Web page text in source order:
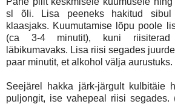
sl õli. Lisa peeneks hakitud sibul
klaasjaks. Kuumutamise lõpu poole
(ca 3-4 minutit), kuni riisiterad
läbikumavaks. Lisa riisi segades
paar minutit, et alkohol välja aurustuks.
Seejärel hakka järk-järgult kulbitäie
puljongit, ise vahepeal riisi segades.